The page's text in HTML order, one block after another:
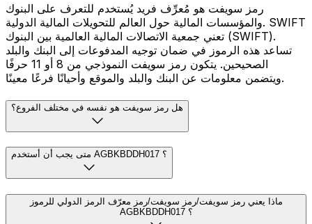
رمز سويفت هو مُعرِّف فريد يُستخدم للتعرف على البنوك
والمؤسسات المالية حول العالم للتحويلات المالية الدولية. SWIFT
تعني جمعية الاتصالات المالية العالمية بين البنوك (SWIFT).
تساعد هذه الرموز في ضمان توجيه المدفوعات إلى البنك والبلد
الصحيحين. يتكون رمز سويفت النموذجي من 8 أو 11 حرفًا
ويتضمن معلومات عن البنك والبلد والموقع وأحيانًا فرعًا معينًا.
هل رمز سويفت هو نفسه في مختلف الفروع؟
متى يجب أن أستخدم AGBKBDDH017 ؟
ماذا يعني رمز سويفت/رمز سويفت/رمز معرّف الرمز الدولي للرموز
AGBKBDDH017 ؟